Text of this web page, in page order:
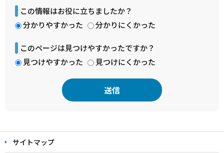
この情報はお役に立ちましたか？
分かりやすかった
分かりにくかった
このページは見つけやすかったですか？
見つけやすかった
見つけにくかった
文
こ サイトマップ